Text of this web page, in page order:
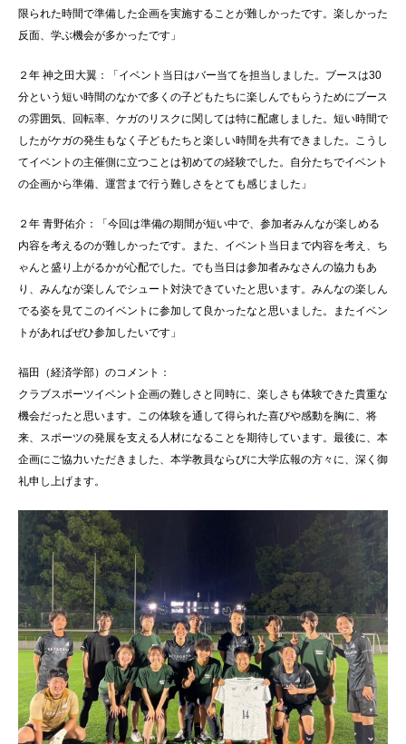
限られた時間で準備した企画を実施することが難しかったです。楽しかった
反面、学ぶ機会が多かったです」
２年 神之田大翼：「イベント当日はバー当てを担当しました。ブースは30
分という短い時間のなかで多くの子どもたちに楽しんでもらうためにブース
の雰囲気、回転率、ケガのリスクに関しては特に配慮しました。短い時間で
したがケガの発生もなく子どもたちと楽しい時間を共有できました。こうし
てイベントの主催側に立つことは初めての経験でした。自分たちでイベント
の企画から準備、運営まで行う難しさをとても感じました」
２年 青野佑介：「今回は準備の期間が短い中で、参加者みんなが楽しめる
内容を考えるのが難しかったです。また、イベント当日まで内容を考え、ち
ゃんと盛り上がるかが心配でした。でも当日は参加者みなさんの協力もあ
り、みんなが楽しんでシュート対決できていたと思います。みんなの楽しん
でる姿を見てこのイベントに参加して良かったなと思いました。またイベン
トがあればぜひ参加したいです」
福田（経済学部）のコメント：
クラブスポーツイベント企画の難しさと同時に、楽しさも体験できた貴重な
機会だったと思います。この体験を通して得られた喜びや感動を胸に、将
来、スポーツの発展を支える人材になることを期待しています。最後に、本
企画にご協力いただきました、本学教員ならびに大学広報の方々に、深く御
礼申し上げます。